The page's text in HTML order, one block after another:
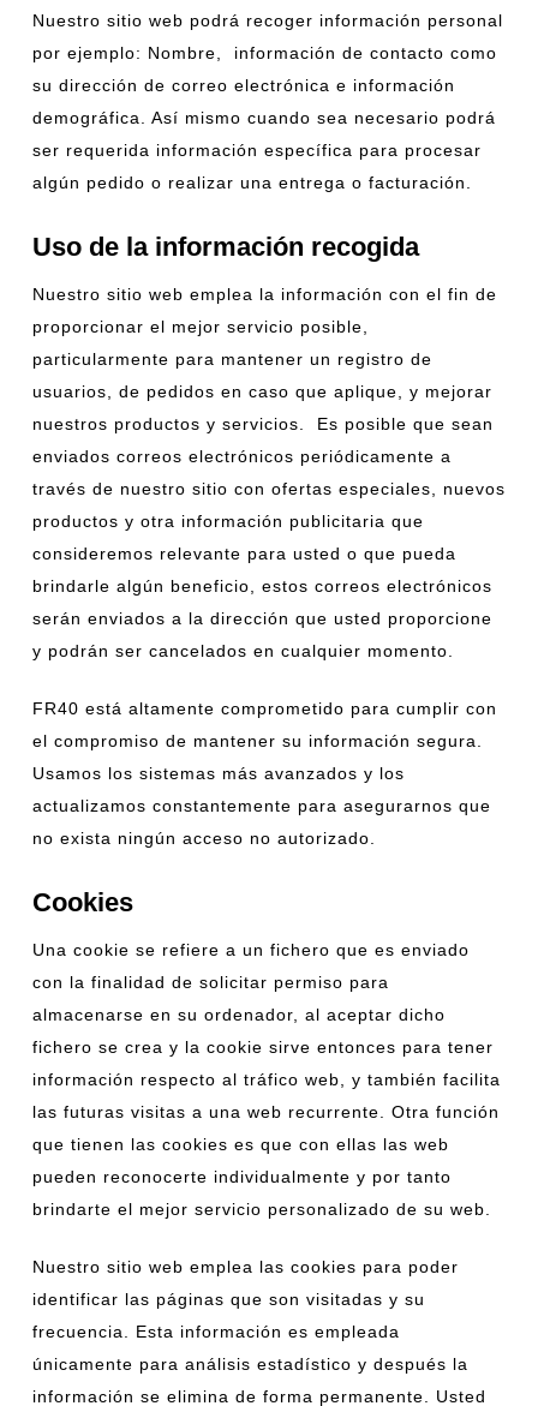
Nuestro sitio web podrá recoger información personal
por ejemplo: Nombre, información de contacto como
su dirección de correo electrónica e información
demográfica. Así mismo cuando sea necesario podrá
ser requerida información específica para procesar
algún pedido o realizar una entrega o facturación.
Uso de la información recogida
Nuestro sitio web emplea la información con el fin de
proporcionar el mejor servicio posible,
particularmente para mantener un registro de
usuarios, de pedidos en caso que aplique, y mejorar
nuestros productos y servicios. Es posible que sean
enviados correos electrónicos periódicamente a
través de nuestro sitio con ofertas especiales, nuevos
productos y otra información publicitaria que
consideremos relevante para usted o que pueda
brindarle algún beneficio, estos correos electrónicos
serán enviados a la dirección que usted proporcione
y podrán ser cancelados en cualquier momento.
FR40 está altamente comprometido para cumplir con
el compromiso de mantener su información segura.
Usamos los sistemas más avanzados y los
actualizamos constantemente para asegurarnos que
no exista ningún acceso no autorizado.
Cookies
Una cookie se refiere a un fichero que es enviado
con la finalidad de solicitar permiso para
almacenarse en su ordenador, al aceptar dicho
fichero se crea y la cookie sirve entonces para tener
información respecto al tráfico web, y también facilita
las futuras visitas a una web recurrente. Otra función
que tienen las cookies es que con ellas las web
pueden reconocerte individualmente y por tanto
brindarte el mejor servicio personalizado de su web.
Nuestro sitio web emplea las cookies para poder
identificar las páginas que son visitadas y su
frecuencia. Esta información es empleada
únicamente para análisis estadístico y después la
información se elimina de forma permanente. Usted